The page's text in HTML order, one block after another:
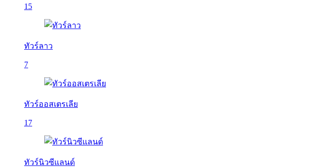
15
ทัวร์ลาว
7
ทัวร์ออสเตรเลีย
17
ทัวร์นิวซีแลนด์